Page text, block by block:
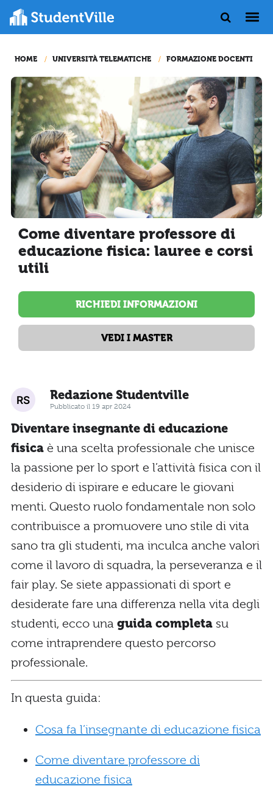
HOME UNIVERSITÀ TELEMATICHE FORMAZIONE DOCENTI
Come diventare professore di
educazione fisica: lauree e corsi
utili
RICHIEDI INFORMAZIONI
VEDI I MASTER
Redazione Studentville
Pubblicato il 19 apr 2024
Diventare insegnante di educazione
fisica è una scelta professionale che unisce
la passione per lo sport e l’attività fisica con il
desiderio di ispirare e educare le giovani
menti. Questo ruolo fondamentale non solo
contribuisce a promuovere uno stile di vita
sano tra gli studenti, ma inculca anche valori
come il lavoro di squadra, la perseveranza e il
fair play. Se siete appassionati di sport e
desiderate fare una differenza nella vita degli
studenti, ecco una guida completa su
come intraprendere questo percorso
professionale.
In questa guida:
Cosa fa l’insegnante di educazione fisica
Come diventare professore di
educazione fisica